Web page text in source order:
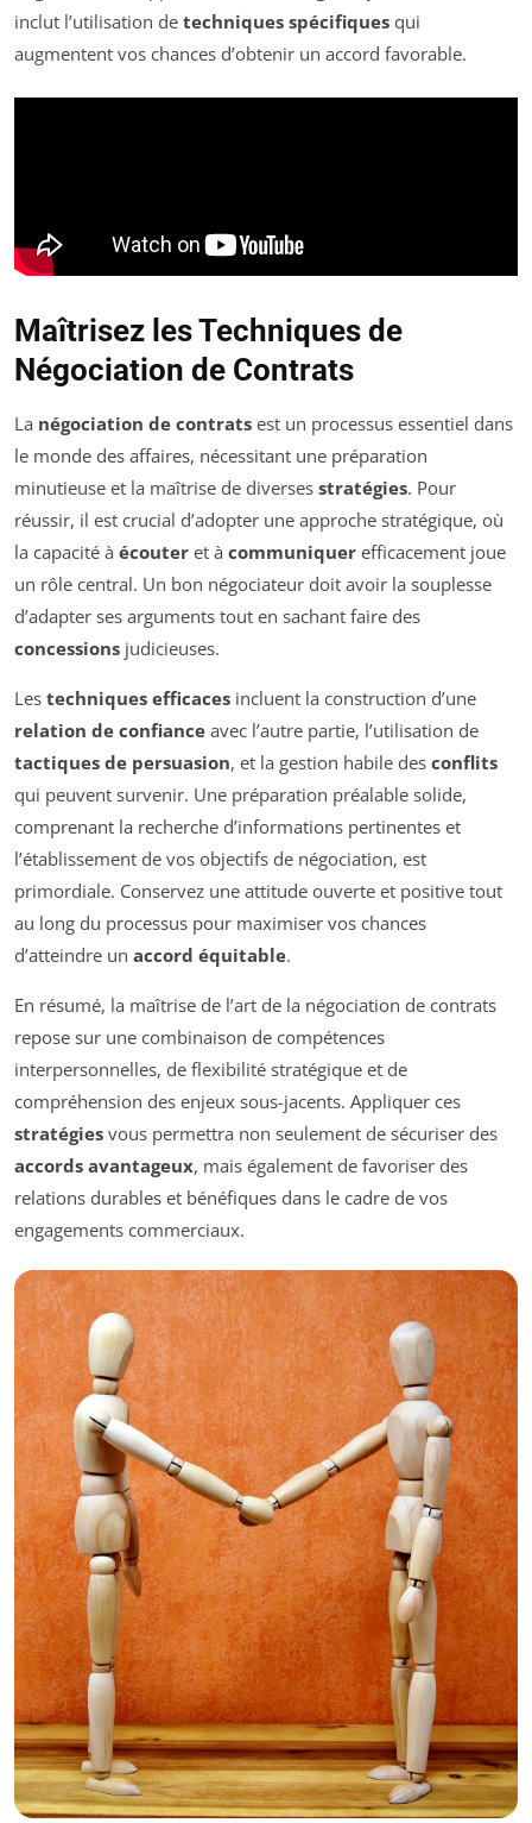
inclut l’utilisation de techniques spécifiques qui
augmentent vos chances d’obtenir un accord favorable.
Maîtrisez les Techniques de
Négociation de Contrats
La négociation de contrats est un processus essentiel dans
le monde des affaires, nécessitant une préparation
minutieuse et la maîtrise de diverses stratégies. Pour
réussir, il est crucial d’adopter une approche stratégique, où
la capacité à écouter et à communiquer efficacement joue
un rôle central. Un bon négociateur doit avoir la souplesse
d’adapter ses arguments tout en sachant faire des
concessions judicieuses.
Les techniques efficaces incluent la construction d’une
relation de confiance avec l’autre partie, l’utilisation de
tactiques de persuasion, et la gestion habile des conflits
qui peuvent survenir. Une préparation préalable solide,
comprenant la recherche d’informations pertinentes et
l’établissement de vos objectifs de négociation, est
primordiale. Conservez une attitude ouverte et positive tout
au long du processus pour maximiser vos chances
d’atteindre un accord équitable.
En résumé, la maîtrise de l’art de la négociation de contrats
repose sur une combinaison de compétences
interpersonnelles, de flexibilité stratégique et de
compréhension des enjeux sous-jacents. Appliquer ces
stratégies vous permettra non seulement de sécuriser des
accords avantageux, mais également de favoriser des
relations durables et bénéfiques dans le cadre de vos
engagements commerciaux.